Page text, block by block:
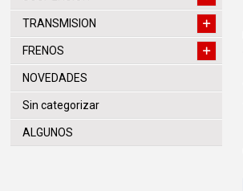
TRANSMISION
FRENOS
NOVEDADES
Sin categorizar
ALGUNOS